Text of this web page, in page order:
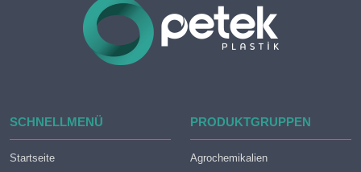
SCHNELLMENÜ
Startseite
PRODUKTGRUPPEN
Agrochemikalien